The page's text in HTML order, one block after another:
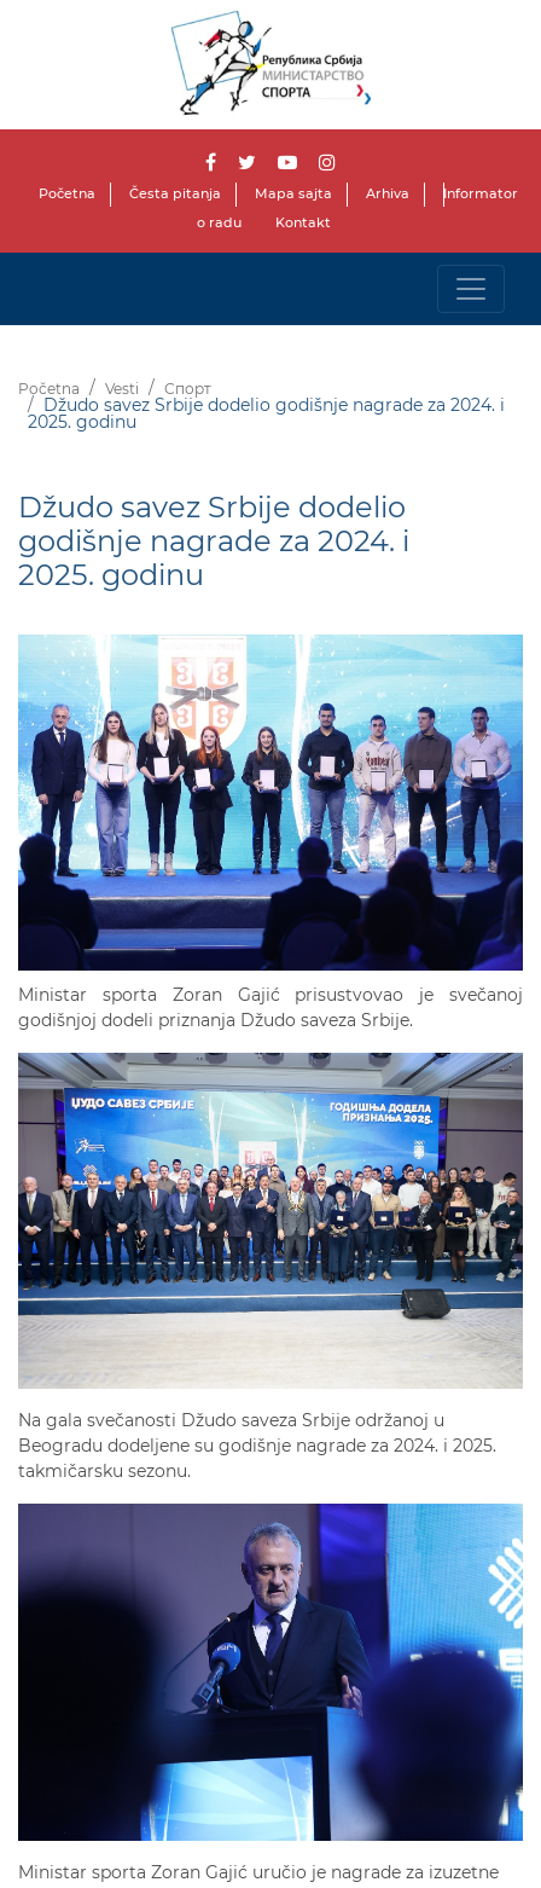
Početna Česta pitanja Mapa sajta Arhiva
Informator
o radu
Kontakt
Početna Vesti Спорт
Džudo savez Srbije dodelio godišnje nagrade za 2024. i
2025. godinu
Džudo savez Srbije dodelio
godišnje nagrade za 2024. i
2025. godinu
Ministar sporta Zoran Gajić prisustvovao je svečanoj
godišnjoj dodeli priznanja Džudo saveza Srbije.
Na gala svečanosti Džudo saveza Srbije održanoj u
Beogradu dodeljene su godišnje nagrade za 2024. i 2025.
takmičarsku sezonu.
Ministar sporta Zoran Gajić uručio je nagrade za izuzetne